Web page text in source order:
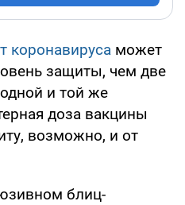
коронавируса может
защиты, чем две
и той же
доза вакцины
возможно, и от
блиц-